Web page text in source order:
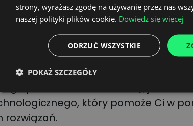
w
partnera – dowiedz się, jak
który pomoże Ci w
rozwiązań.
strony, wyrażasz zgodę na używanie przez nas
naszej polityki plików cookie. Dowiedz się więcej
ODRZUĆ WSZYSTKIE
POKAŻ SZCZEGÓŁY